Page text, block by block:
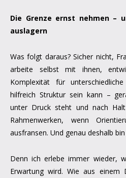
Die Grenze ernst nehmen –
auslagern
Was folgt daraus? Sicher nicht,
arbeite selbst mit ihnen,
Komplexität für
hilfreich Struktur sein kann –
unter Druck steht und nach
Rahmenwerken, wenn
ausfransen. Und genau deshalb
Denn ich erlebe immer wieder,
Erwartung wird. Wie aus einem